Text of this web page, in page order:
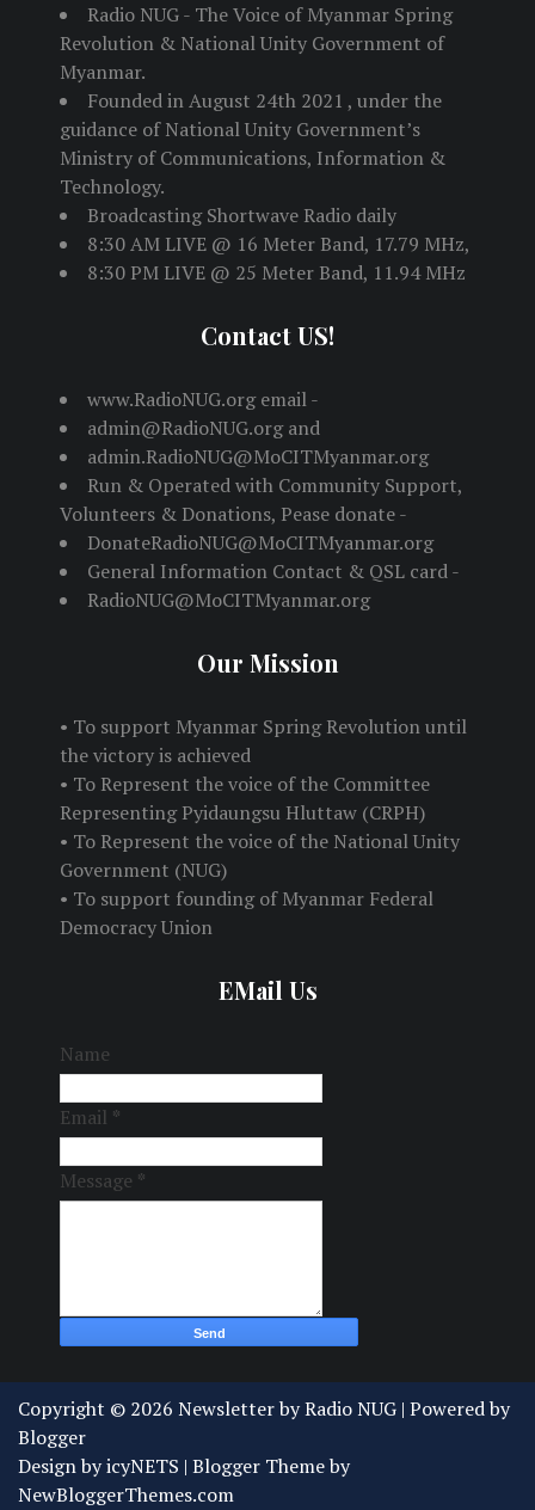
Radio NUG - The Voice of Myanmar Spring
Revolution & National Unity Government of
Myanmar.
Founded in August 24th 2021 , under the
guidance of National Unity Government’s
Ministry of Communications, Information &
Technology.
Broadcasting Shortwave Radio daily
8:30 AM LIVE @ 16 Meter Band, 17.79 MHz,
8:30 PM LIVE @ 25 Meter Band, 11.94 MHz
Contact US!
www.RadioNUG.org email -
admin@RadioNUG.org and
admin.RadioNUG@MoCITMyanmar.org
Run & Operated with Community Support,
Volunteers & Donations, Pease donate -
DonateRadioNUG@MoCITMyanmar.org
General Information Contact & QSL card -
RadioNUG@MoCITMyanmar.org
Our Mission
• To support Myanmar Spring Revolution until
the victory is achieved
• To Represent the voice of the Committee
Representing Pyidaungsu Hluttaw (CRPH)
• To Represent the voice of the National Unity
Government (NUG)
• To support founding of Myanmar Federal
Democracy Union
EMail Us
Name
Email *
Message *
Copyright © 2026 Newsletter by Radio NUG | Powered by
Blogger
Design byicyNETS | Blogger Theme by
NewBloggerThemes.com